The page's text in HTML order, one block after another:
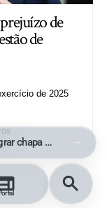
STF autoriza inquérito para investigar filho de Lula por suspeita de tráfico de influência
de
de
de 2025